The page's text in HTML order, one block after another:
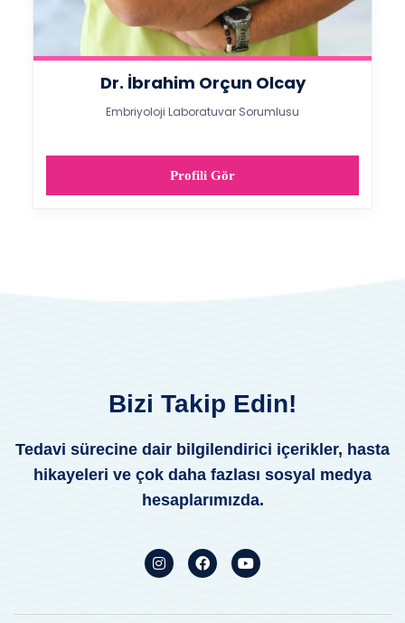
Dr. İbrahim Orçun Olcay
Embriyoloji Laboratuvar Sorumlusu
Profili Gör
Bizi Takip Edin!
Tedavi sürecine dair bilgilendirici içerikler, hasta
hikayeleri ve çok daha fazlası sosyal medya
hesaplarımızda.